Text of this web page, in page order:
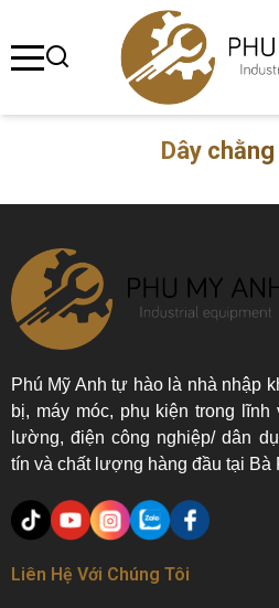
Dây
Phú Mỹ Anh tự hào là nhà nhập
bị, máy móc, phụ kiện trong
lường, điện công nghiệp/ dân
tín và chất lượng hàng đầu tại Bà
Liên Hệ Với Chúng Tôi